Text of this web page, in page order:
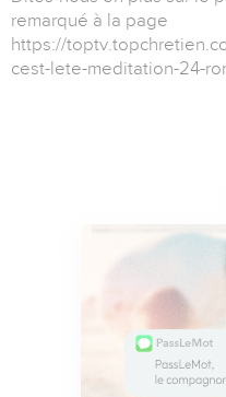
remarqué à la page
https://
cest-lete-meditation-24-